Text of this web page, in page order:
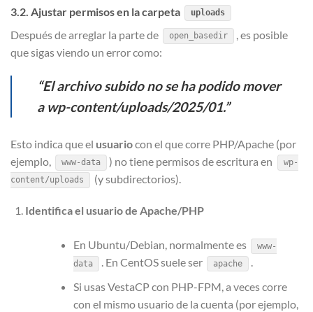
3.2. Ajustar permisos en la carpeta uploads
Después de arreglar la parte de open_basedir
, es posible
que sigas viendo un error como:
“El archivo subido no se ha podido mover
a wp-content/uploads/2025/01.”
Esto indica que el usuariocon el que corre PHP/Apache (por
ejemplo,
www-data ) no tiene permisos de escritura en
wp-
content/uploads
(y subdirectorios).
Identifica el usuario de Apache/PHP
En Ubuntu/Debian, normalmente es
www-
data
. En CentOS suele ser apache
.
Si usas VestaCP con PHP-FPM, a veces corre
con el mismo usuario de la cuenta (por ejemplo,